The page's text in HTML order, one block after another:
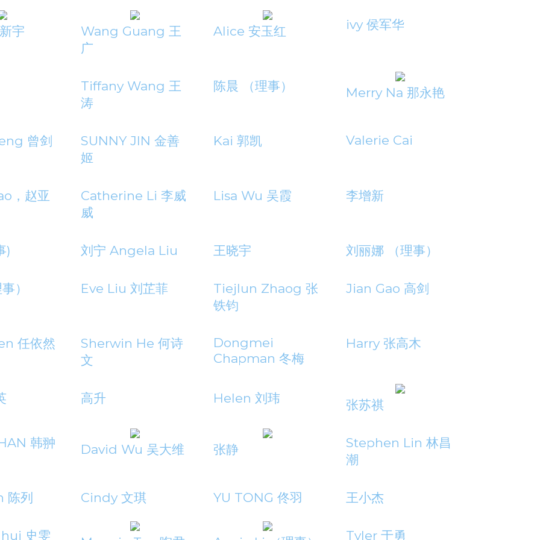
宇
Wang Guang 王
广
Alice 安玉红 ivy 侯军华
Tiffany Wang 王
涛
陈晨 （理事） Merry Na 那永艳
曾剑
SUNNY JIN 金善
姬
Kai 郭凯 Valerie Cai
，赵亚
Catherine Li 李威
威
Lisa Wu 吴霞 李增新
) 刘宁 Angela Liu 王晓宇 刘丽娜 （理事）
） Eve Liu 刘芷菲
Tiejlun Zhaog 张
铁钧
Jian Gao 高剑
任依然
Sherwin He 何诗
文
Dongmei
Chapman 冬梅
Harry 张高木
高升 Helen 刘玮 张苏祺
韩翀 David Wu 吴大维 张静
Stephen Lin 林昌
潮
陈列 Cindy 文琪 YU TONG 佟羽 王小杰
史雯 Tyler 于勇